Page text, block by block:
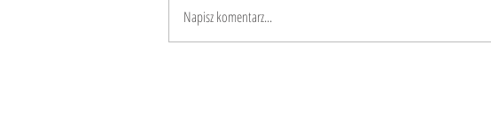
Napisz komentarz...